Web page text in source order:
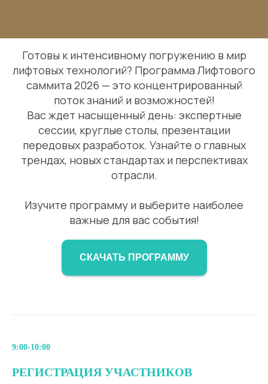
Готовы к интенсивному погружению в мир
лифтовых технологий? Программа Лифтового
саммита 2026 — это концентрированный
поток знаний и возможностей!
Вас ждет насыщенный день: экспертные
сессии, круглые столы, презентации
передовых разработок. Узнайте о главных
трендах, новых стандартах и перспективах
отрасли.
Изучите программу и выберите наиболее
важные для вас события!
СКАЧАТЬ ПРОГРАММУ
9:00-10:00
РЕГИСТРАЦИЯ УЧАСТНИКОВ